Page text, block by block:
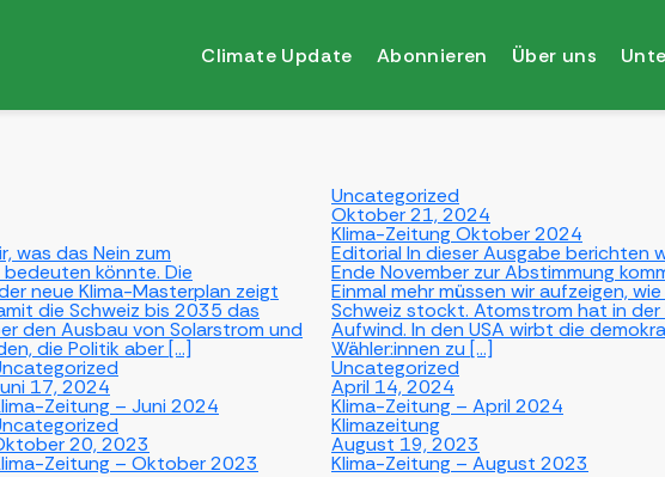
Climate Update Abonnieren Über uns
was das Nein zum
könnte. Die
neue Klima-Masterplan zeigt
die Schweiz bis 2035 das
den Ausbau von Solarstrom und
die Politik aber […]
Uncategorized
Oktober 21, 2024
Klima-Zeitung Oktober 2024
Editorial In dieser Ausgabe berichten
Ende November zur Abstimmung
Einmal mehr müssen wir aufzeigen,
Schweiz stockt. Atomstrom hat in
Aufwind. In den USA wirbt die
Wähler:innen zu […]
17, 2024
Zeitung – Juni 2024
Uncategorized
April 14, 2024
Klima-Zeitung – April 2024
20, 2023
Zeitung – Oktober 2023
Klimazeitung
August 19, 2023
Klima-Zeitung – August 2023